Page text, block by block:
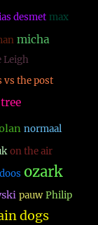
desmet max
micha
Leigh
vs the post
normaal
on the air
ozark
pauw Philip
dogs